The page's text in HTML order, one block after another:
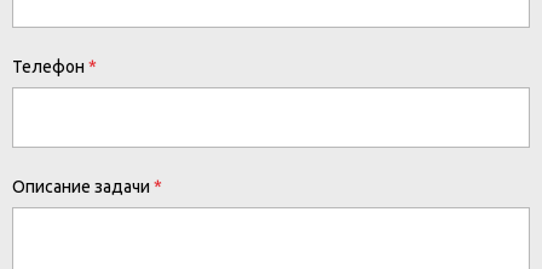
Телефон
Описание задачи